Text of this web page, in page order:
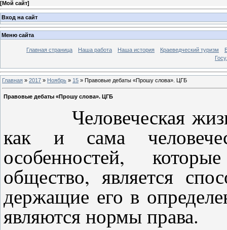
[Мой сайт]
Вход на сайт
Меню сайта
Главная страница Наша работа Наша история Краеведческий туризм
Главная » 2017 » Ноябрь » 15 » Правовые дебаты «Прошу слова». ЦГБ
Правовые дебаты «Прошу слова». ЦГБ
Человеческая жизнь
как и сама
особенностей,
общество, является
держащие его в
являются нормы права.